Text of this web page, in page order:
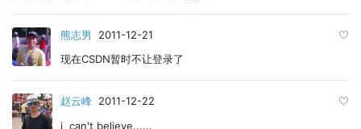
熊志男
2011-12-21
现在CSDN暂时不让登录了
赵云峰 2011-12-22
i can't believe......